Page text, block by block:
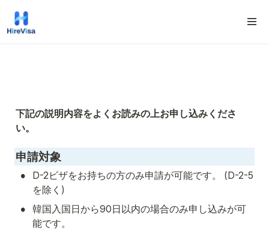
下記の説明内容をよくお読みの上お申し込みくださ
い。
申請対象
•
D-2ビザをお持ちの方のみ申請が可能です。 (D-2-5
を除く)
•
韓国入国日から90日以内の場合のみ申し込みが可
能です。